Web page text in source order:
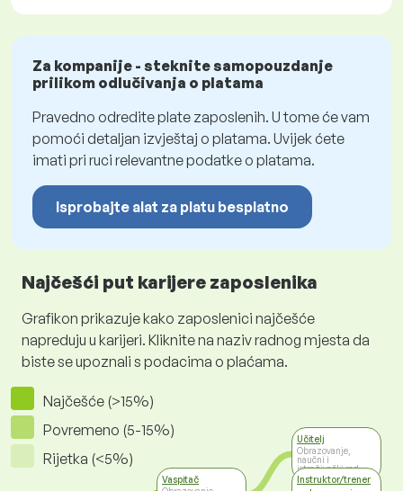
Za kompanije - steknite samopouzdanje
prilikom odlučivanja o platama
Pravedno odredite plate zaposlenih. U tome će vam
pomoći detaljan izvještaj o platama. Uvijek ćete
imati pri ruci relevantne podatke o platama.
Isprobajte alat za platu besplatno
Najčešći put karijere zaposlenika
Grafikon prikazuje kako zaposlenici najčešće
napreduju u karijeri. Kliknite na naziv radnog mjesta da
biste se upoznali s podacima o plaćama.
Najčešće (>15%)
Povremeno (5-15%)
Rijetka (<5%)
Vaspitač
Učitelj
Obrazovanje,
naučni i
istraživački rad
Instruktor/trener